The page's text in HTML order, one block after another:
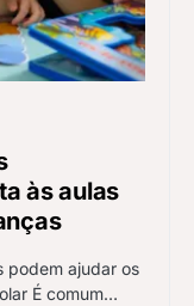
às aulas
podem ajudar os
É comum…